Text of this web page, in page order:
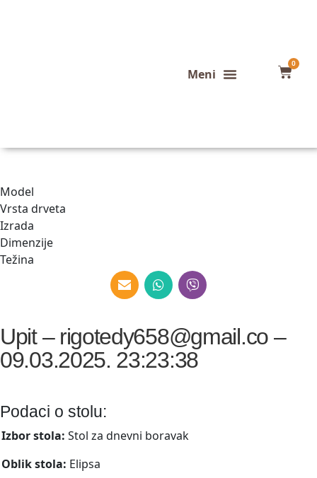
0
Model
Vrsta drveta
Izrada
Dimenzije
Težina
Upit – rigotedy658@gmail.co –
09.03.2025. 23:23:38
Podaci o stolu:
Izbor stola: Stol za dnevni boravak
Oblik stola: Elipsa